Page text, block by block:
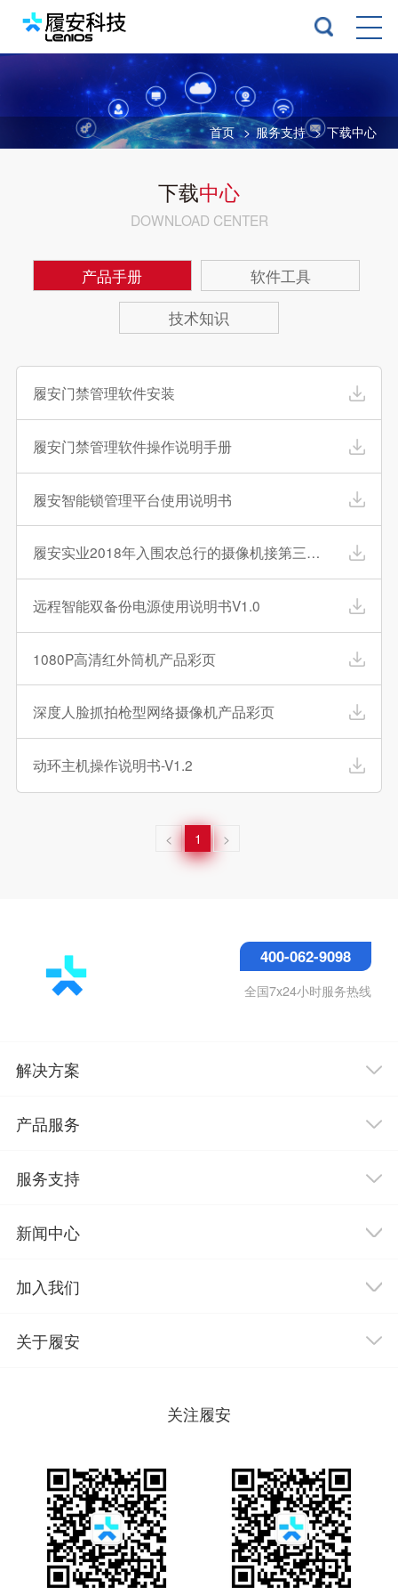
首页 > 服务支持 > 下载中心
下载中心
DOWNLOAD CENTER
产品手册
软件工具
技术知识
履安门禁管理软件安装
履安门禁管理软件操作说明手册
履安智能锁管理平台使用说明书
履安实业2018年入围农总行的摄像机接第三方
硬盘录像机配置指引
远程智能双备份电源使用说明书V1.0
1080P高清红外筒机产品彩页
深度人脸抓拍枪型网络摄像机产品彩页
动环主机操作说明书-V1.2
< 1 >
400-062-9098
全国7x24小时服务热线
解决方案
产品服务
服务支持
新闻中心
加入我们
关于履安
关注履安